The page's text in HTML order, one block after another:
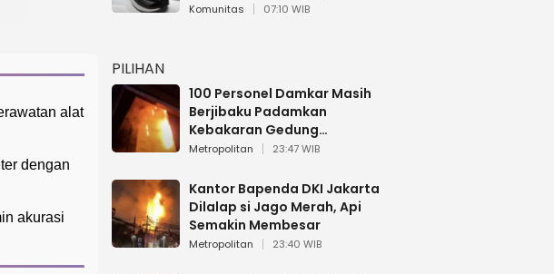
alat
dengan
akurasi
Buat 17 Agustusan
Komunitas 07:10 WIB
PILIHAN
100 Personel Damkar Masih
Berjibaku Padamkan
Kebakaran Gedung
Bapenda DKI
Metropolitan 23:47 WIB
Kantor Bapenda DKI Jakarta
Dilalap si Jago Merah, Api
Semakin Membesar
Metropolitan 23:40 WIB